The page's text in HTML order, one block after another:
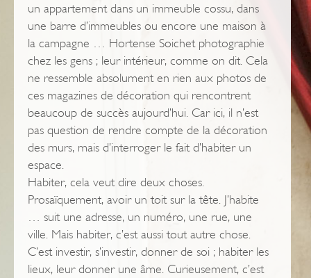
un appartement dans un immeuble cossu, dans
une barre d’immeubles ou encore une maison à
la campagne … Hortense Soichet photographie
chez les gens ; leur intérieur, comme on dit. Cela
ne ressemble absolument en rien aux photos de
ces magazines de décoration qui rencontrent
beaucoup de succès aujourd’hui. Car ici, il n’est
pas question de rendre compte de la décoration
des murs, mais d’interroger le fait d’habiter un
espace.
Habiter, cela veut dire deux choses.
Prosaïquement, avoir un toit sur la tête. J’habite
… suit une adresse, un numéro, une rue, une
ville. Mais habiter, c’est aussi tout autre chose.
C’est investir, s’investir, donner de soi ; habiter les
lieux, leur donner une âme. Curieusement, c’est